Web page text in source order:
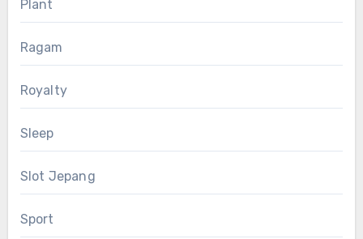
Plant
Ragam
Royalty
Sleep
Slot Jepang
Sport